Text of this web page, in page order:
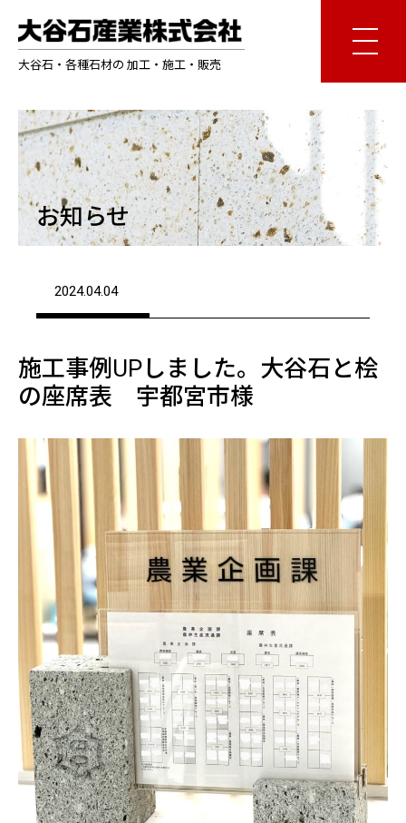
大谷石・各種石材の 加工・施工・販売
お知らせ
2024.04.04
施工事例UPしました。大谷石と桧
の座席表 宇都宮市様